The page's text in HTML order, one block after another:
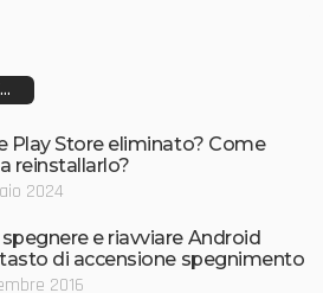
Play Store eliminato? Come
reinstallarlo?
2024
e riavviare Android
di accensione spegnimento
2016